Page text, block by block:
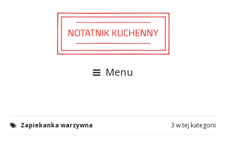
Menu
Zapiekanka warzywna 3 w tej kategorii